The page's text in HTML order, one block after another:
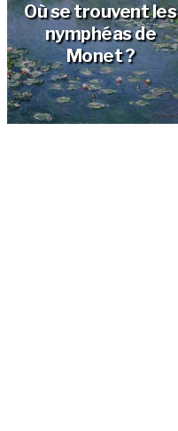
Où se trouvent les
nymphéas de
Monet ?